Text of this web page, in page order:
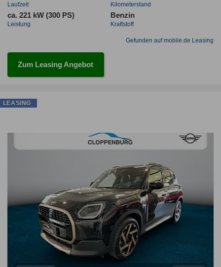
Laufzeit Kilometerstand
ca. 221 kW (300 PS)
Leistung
Benzin
Kraftstoff
Gefunden auf mobile.de Leasing
Zum Leasing Angebot
LEASING